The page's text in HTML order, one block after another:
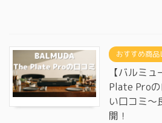
おすすめ商品
【バルミ
Plate Pro
い口コミ～
開！